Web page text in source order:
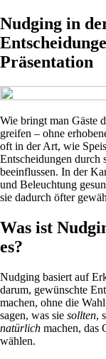
Nudging in
Präsentation
Wie bringt man Gäste
greifen – ohne
oft in der Art, wie
Entscheidungen durch
beeinflussen. In der
und Beleuchtung
sie dadurch öfter
Was ist
es?
Nudging basiert auf
darum, gewünschte
machen, ohne die
sagen, was sie sollten,
natürlich machen, das
wählen.